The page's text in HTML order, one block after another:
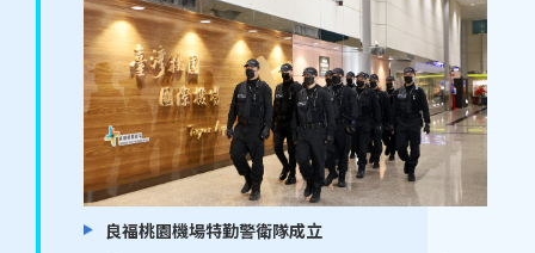
良福桃園機場特勤警衛隊成立